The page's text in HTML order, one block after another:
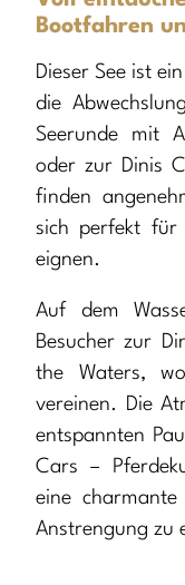
Bootfahren
Dieser See ist
die
Seerunde mit
oder zur Dinis
finden
sich perfekt für
eignen.
Auf dem
Besucher zur
the Waters,
vereinen. Die
entspannten
Cars –
eine
Anstrengung zu